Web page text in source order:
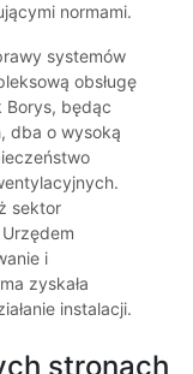
normami.
systemów
obsługę
Borys, będąc
dba o wysoką
sektor
i
zyskała
instalacji.
stronach